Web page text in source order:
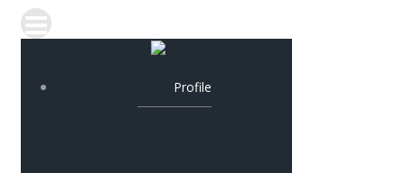
Profile